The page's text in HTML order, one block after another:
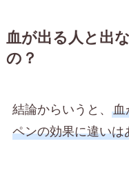
血が出る人と出
の？
結論からいうと、 血
ペンの効果に違いは